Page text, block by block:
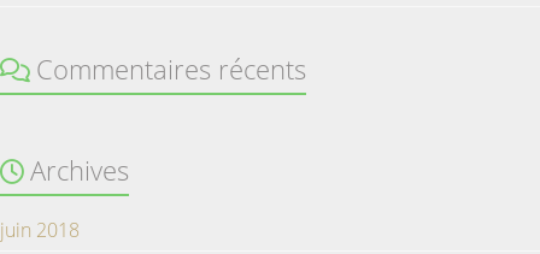
Commentaires récents
Archives
juin 2018